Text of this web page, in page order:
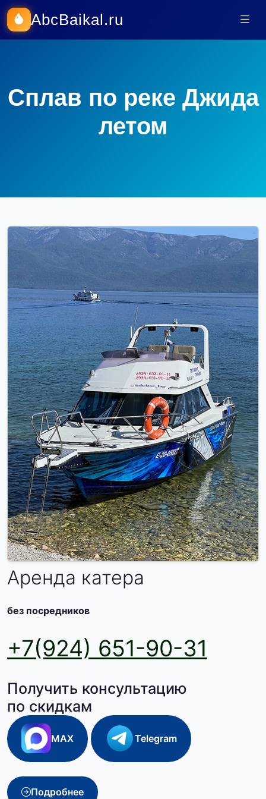
AbcBaikal.ru
Сплав по реке Джида
летом
Аренда катера
без посредников
+7(924) 651-90-31
Получить консультацию
по скидкам
MAX Telegram
Подробнее